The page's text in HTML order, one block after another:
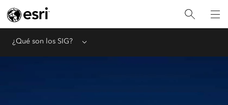
¿Qué son los SIG? Menu